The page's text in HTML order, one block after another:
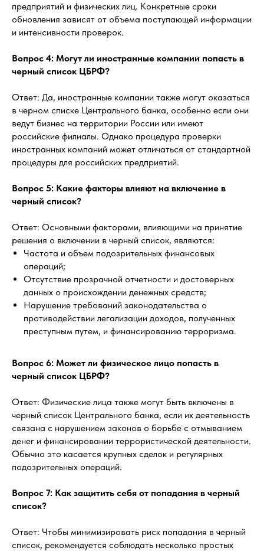
предприятий и физических лиц. Конкретные сроки
обновления зависят от объема поступающей информации
и интенсивности проверок.
Вопрос 4: Могут ли иностранные компании попасть в
черный список ЦБРФ?
Ответ: Да, иностранные компании также могут оказаться
в черном списке Центрального банка, особенно если они
ведут бизнес на территории России или имеют
российские филиалы. Однако процедура проверки
иностранных компаний может отличаться от стандартной
процедуры для российских предприятий.
Вопрос 5: Какие факторы влияют на включение в
черный список?
Ответ: Основными факторами, влияющими на принятие
решения о включении в черный список, являются:
Частота и объем подозрительных финансовых
операций;
Отсутствие прозрачной отчетности и достоверных
данных о происхождении денежных средств;
Нарушение требований законодательства о
противодействии легализации доходов, полученных
преступным путем, и финансированию терроризма.
Вопрос 6: Может ли физическое лицо попасть в
черный список ЦБРФ?
Ответ: Физические лица также могут быть включены в
черный список Центрального банка, если их деятельность
связана с нарушением законов о борьбе с отмыванием
денег и финансировании террористической деятельности.
Обычно это касается крупных сделок и регулярных
подозрительных операций.
Вопрос 7: Как защитить себя от попадания в черный
список?
Ответ: Чтобы минимизировать риск попадания в черный
список, рекомендуется соблюдать несколько простых